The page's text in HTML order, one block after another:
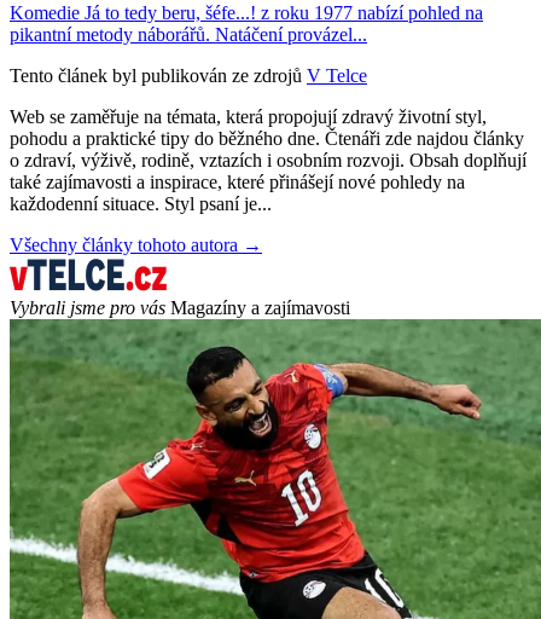
Komedie Já to tedy beru, šéfe...! z roku 1977 nabízí pohled na
pikantní metody náborářů. Natáčení provázel...
Tento článek byl publikován ze zdrojů V Telce
Web se zaměřuje na témata, která propojují zdravý životní styl,
pohodu a praktické tipy do běžného dne. Čtenáři zde najdou články
o zdraví, výživě, rodině, vztazích i osobním rozvoji. Obsah doplňují
také zajímavosti a inspirace, které přinášejí nové pohledy na
každodenní situace. Styl psaní je...
Všechny články tohoto autora →
Vybrali jsme pro vás Magazíny a zajímavosti